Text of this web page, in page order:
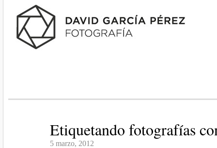
Etiquetando fotografías
5 marzo, 2012